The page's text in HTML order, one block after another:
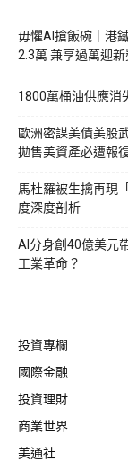
毋懼AI搶飯碗｜港
2.3萬 兼享過萬迎
1800萬桶油供應消
歐洲密謀美債美股
拋售美資產必遭報
馬杜羅被生擒再現
度深度剖析
AI分身創40億美元
工業革命？
投資專欄
國際金融
投資理財
商業世界
美通社